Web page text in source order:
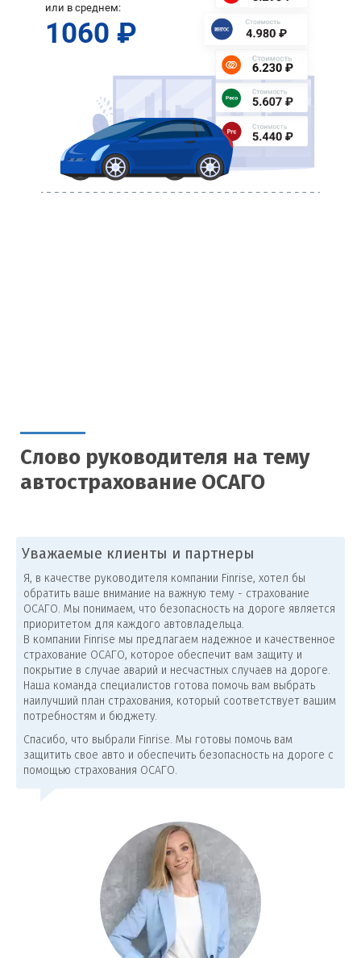
Слово руководителя на тему
автострахование ОСАГО
Уважаемые клиенты и партнеры
Я, в качестве руководителя компании Finrise, хотел бы
обратить ваше внимание на важную тему - страхование
ОСАГО. Мы понимаем, что безопасность на дороге является
приоритетом для каждого автовладельца.
В компании Finrise мы предлагаем надежное и качественное
страхование ОСАГО, которое обеспечит вам защиту и
покрытие в случае аварий и несчастных случаев на дороге.
Наша команда специалистов готова помочь вам выбрать
наилучший план страхования, который соответствует вашим
потребностям и бюджету.
Спасибо, что выбрали Finrise. Мы готовы помочь вам
защитить свое авто и обеспечить безопасность на дороге с
помощью страхования ОСАГО.